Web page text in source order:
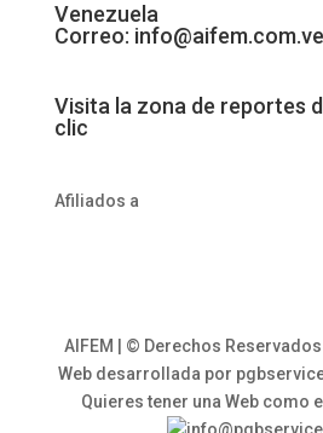
Venezuela
Correo: info@aifem.com.ve
Visita la zona de reportes
clic
Afiliados a
AIFEM | © Derechos
Web desarrollada por
Quieres tener una Web como